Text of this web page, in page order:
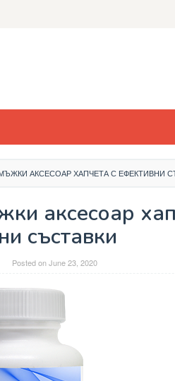
МЪЖКИ АКСЕСОАР ХАПЧЕТА С ЕФЕКТИВНИ
аксесоар
съставки
Posted onJune 23, 2020